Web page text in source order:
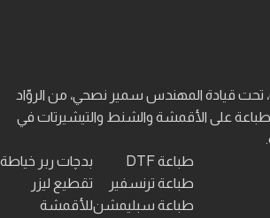
تحت قيادة المهندس سمير نصحي، من الروّاد
على الأقمشة والشنط والتيشيرتات في
طباعة DTF
طباعة ترنسفير
طباعة سبليمشن
بدچات ربر خياطة
تقطيع ليزر
للأقمشة